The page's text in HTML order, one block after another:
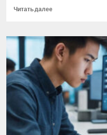
Читать далееПрочитать
Токсичная
красота:
как
татуировки
влияют
на
иммунную
систему,
рассказали
ученые